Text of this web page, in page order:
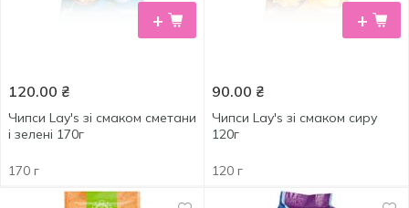
+
120.00 ₴
Чипси Lay's зі смаком сметани
і зелені 170г
170 г
+
90.00 ₴
Чипси Lay's зі смаком сиру
120г
120 г